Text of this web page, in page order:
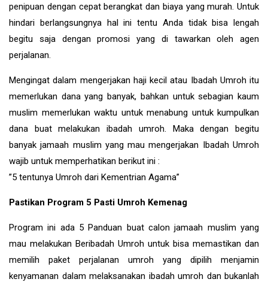
penipuan dengan cepat berangkat dan biaya yang murah. Untuk
hindari berlangsungnya hal ini tentu Anda tidak bisa lengah
begitu saja dengan promosi yang di tawarkan oleh agen
perjalanan.
Mengingat dalam mengerjakan haji kecil atau Ibadah Umroh itu
memerlukan dana yang banyak, bahkan untuk sebagian kaum
muslim memerlukan waktu untuk menabung untuk kumpulkan
dana buat melakukan ibadah umroh. Maka dengan begitu
banyak jamaah muslim yang mau mengerjakan Ibadah Umroh
wajib untuk memperhatikan berikut ini :
”5 tentunya Umroh dari Kementrian Agama”
Pastikan Program 5 Pasti Umroh Kemenag
Program ini ada 5 Panduan buat calon jamaah muslim yang
mau melakukan Beribadah Umroh untuk bisa memastikan dan
memilih paket perjalanan umroh yang dipilih menjamin
kenyamanan dalam melaksanakan ibadah umroh dan bukanlah